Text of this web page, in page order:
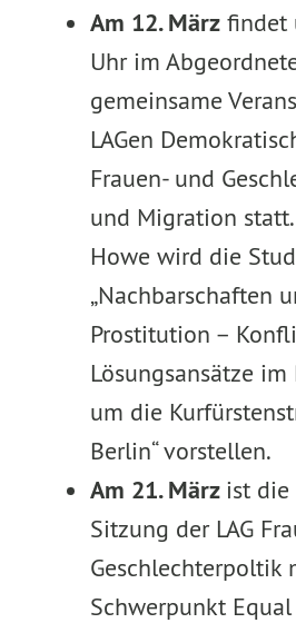
Am 12. Märzfindet
Uhr im
gemeinsame
LAGen
Frauen- und
und Migration
Howe wird die
„Nachbarschaften
Prostitution –
Lösungsansätze
um die
Berlin“ vorstellen.
Am 21. März ist die
Sitzung der LAG
Geschlechterpoltik
Schwerpunkt Equal